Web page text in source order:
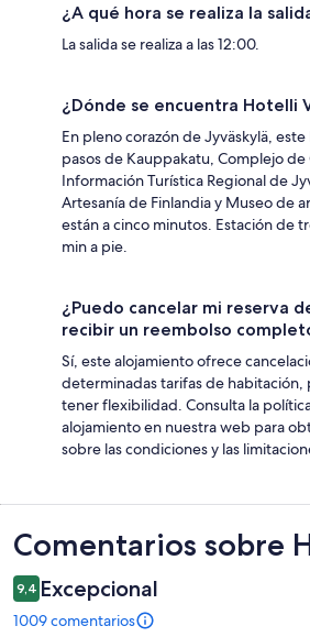
¿A qué hora se realiza la
La salida se realiza a las 12:00.
¿Dónde se encuentra Hotelli
En pleno corazón de Jyväskylä,
pasos de Kauppakatu, Complejo de
Información Turística Regional de
Artesanía de Finlandia y Museo de
están a cinco minutos. Estación de
min a pie.
¿Puedo cancelar mi reserva
recibir un reembolso
Sí, este alojamiento ofrece
determinadas tarifas de
tener flexibilidad. Consulta la
alojamiento en nuestra web para
sobre las condiciones y las
Comentarios
Comentarios sobre
9,4 Excepcional
1009 comentarios